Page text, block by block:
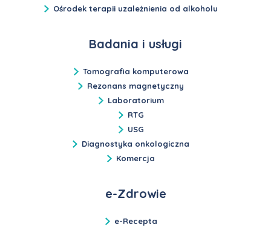
Ośrodek terapii uzależnienia od alkoholu
Badania i usługi
Tomografia komputerowa
Rezonans magnetyczny
Laboratorium
RTG
USG
Diagnostyka onkologiczna
Komercja
e-Zdrowie
e-Recepta